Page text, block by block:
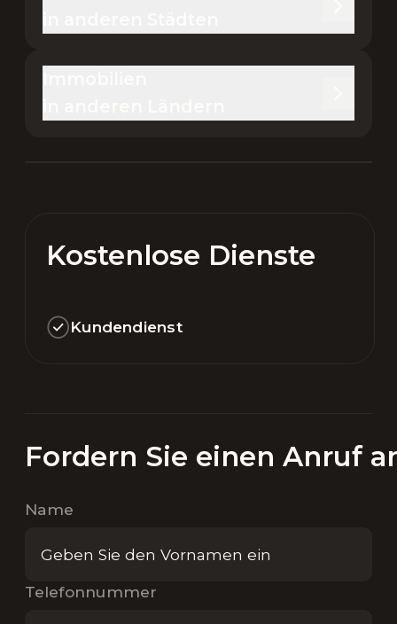
Kostenlose Dienste
Kundendienst
Fordern Sie einen Anruf
Name
Telefonnummer